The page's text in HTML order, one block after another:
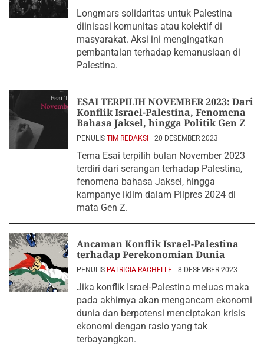
Longmars solidaritas untuk Palestina
diinisasi komunitas atau kolektif di
masyarakat. Aksi ini mengingatkan
pembantaian terhadap kemanusiaan di
Palestina.
ESAI TERPILIH NOVEMBER 2023: Dari
Konflik Israel-Palestina, Fenomena
Bahasa Jaksel, hingga Politik Gen Z
PENULIS TIM REDAKSI 20 DESEMBER 2023
Tema Esai terpilih bulan November 2023
terdiri dari serangan terhadap Palestina,
fenomena bahasa Jaksel, hingga
kampanye iklim dalam Pilpres 2024 di
mata Gen Z.
Ancaman Konflik Israel-Palestina
terhadap Perekonomian Dunia
PENULIS PATRICIA RACHELLE 8 DESEMBER 2023
Jika konflik Israel-Palestina meluas maka
pada akhirnya akan mengancam ekonomi
dunia dan berpotensi menciptakan krisis
ekonomi dengan rasio yang tak
terbayangkan.